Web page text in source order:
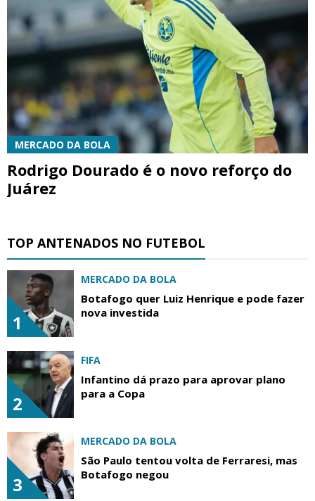
MERCADO DA BOLA
Rodrigo Dourado é o novo reforço do
Juárez
TOP ANTENADOS NO FUTEBOL
1
MERCADO DA BOLA
Botafogo quer Luiz Henrique e pode fazer
nova investida
2
FIFA
Infantino dá prazo para aprovar plano
para a Copa
3
MERCADO DA BOLA
São Paulo tentou volta de Ferraresi, mas
Botafogo negou